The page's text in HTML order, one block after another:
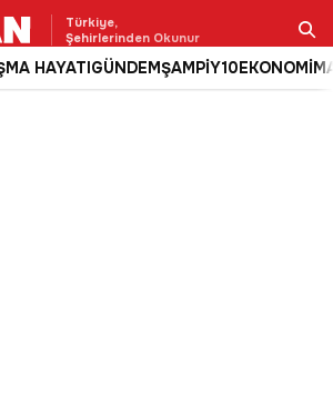
Türkiye,
Şehirlerinden Okunur
HAYATIGÜNDEMŞAMPİY10EKONOMİ
Ara